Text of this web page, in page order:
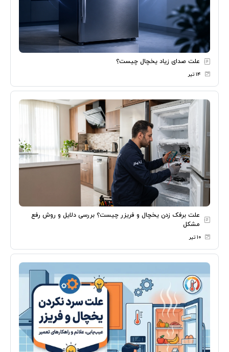
علت صدای زیاد یخچال چیست؟
۱۴ تیر
علت برفک زدن یخچال و فریزر چیست؟ بررسی دلایل و روش رفع
مشکل
۱۰ تیر